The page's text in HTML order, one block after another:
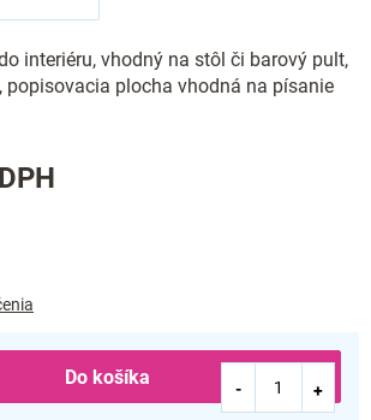
interiéru, vhodný na stôl či barový pult,
popisovacia plocha vhodná na písanie
Do košíka